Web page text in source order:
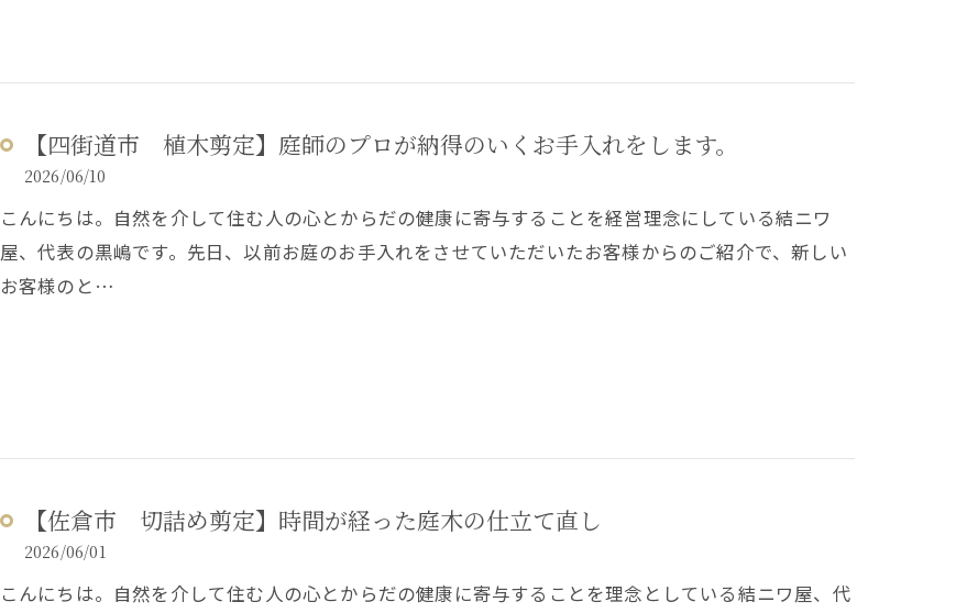
【四街道市 植木剪定】庭師のプロが納得のいくお手入れをします。
2026/06/10
こんにちは。自然を介して住む人の心とからだの健康に寄与することを経営理念にしている結ニワ
屋、代表の黒嶋です。先日、以前お庭のお手入れをさせていただいたお客様からのご紹介で、新しい
お客様のと…
【佐倉市 切詰め剪定】時間が経った庭木の仕立て直し
2026/06/01
こんにちは。自然を介して住む人の心とからだの健康に寄与することを理念としている結ニワ屋、代